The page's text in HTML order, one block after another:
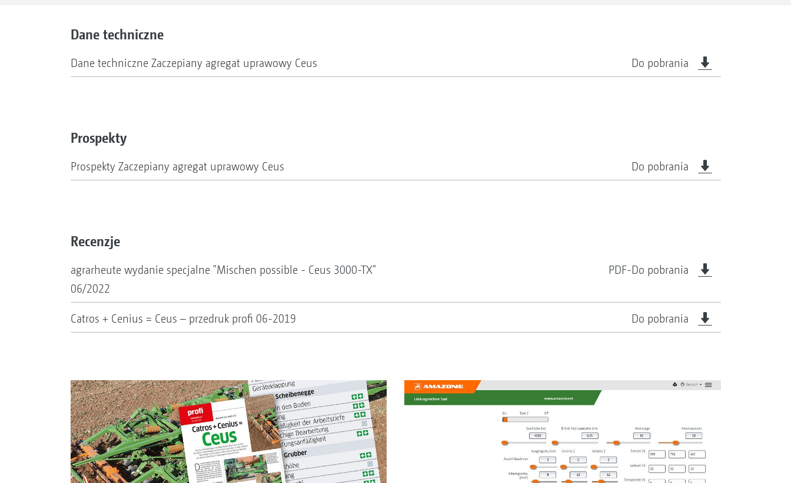
Dane techniczne
Dane techniczne Zaczepiany agregat uprawowy Ceus Do pobrania
Prospekty
Prospekty Zaczepiany agregat uprawowy Ceus Do pobrania
Recenzje
agrarheute wydanie specjalne "Mischen possible - Ceus 3000-TX"
06/2022
PDF-Do pobrania
Catros + Cenius = Ceus – przedruk profi 06-2019 Do pobrania